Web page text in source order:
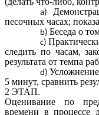
песочных часах;
Беседа о
следить по часам,
результата от темпа
5 минут, сравнить
2 ЭТАП.
Оценивание по
времени в процессе